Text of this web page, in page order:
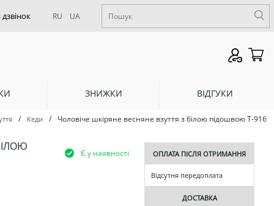
RU UA
ЗНИЖКИ ВІДГУКИ
/ Кеди / Чоловіче шкіряне весняне взуття з білою підошвою Т-916
Є у наявності ОПЛАТА ПІСЛЯ ОТРИМАННЯ
Відсутня передоплата
ДОСТАВКА